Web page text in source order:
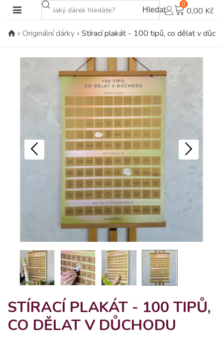
Hledat
0
0,00 Kč
› Originální dárky › Stírací plakát - 100 tipů, co dělat v
STÍRACÍ PLAKÁT - 100 TIPŮ,
CO DĚLAT V DŮCHODU